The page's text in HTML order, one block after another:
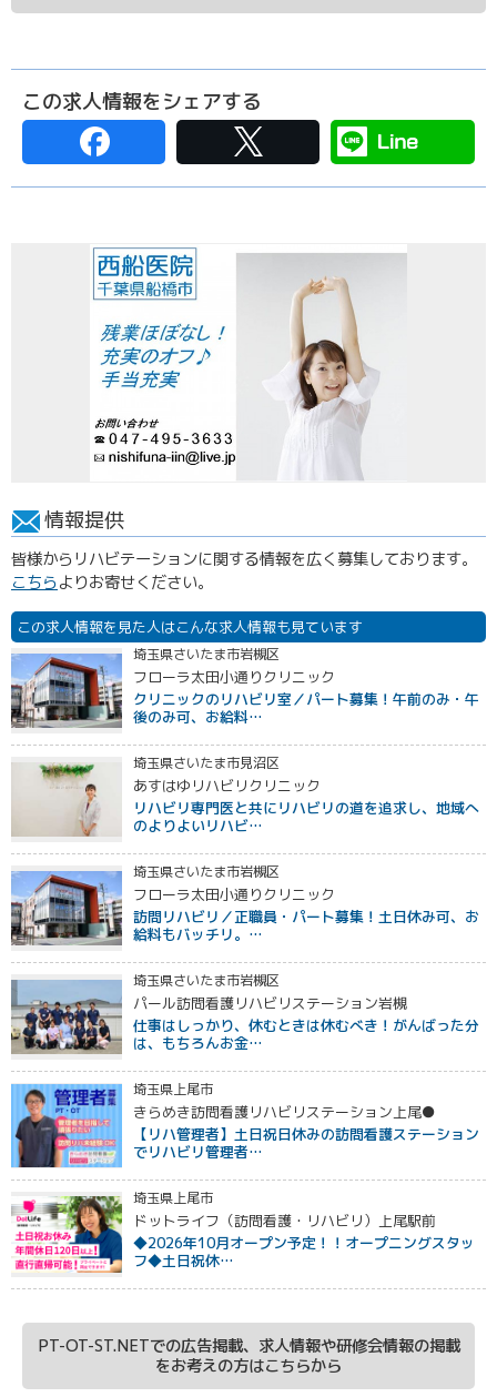
この求人情報をシェアする
情報提供
皆様からリハビテーションに関する情報を広く募集しております。
こちらよりお寄せください。
この求人情報を見た人はこんな求人情報も見ています
埼玉県さいたま市岩槻区
フローラ太田小通りクリニック
クリニックのリハビリ室／パート募集！午前のみ・午
後のみ可、お給料…
埼玉県さいたま市見沼区
あすはゆリハビリクリニック
リハビリ専門医と共にリハビリの道を追求し、地域へ
のよりよいリハビ…
埼玉県さいたま市岩槻区
フローラ太田小通りクリニック
訪問リハビリ／正職員・パート募集！土日休み可、お
給料もバッチリ。…
埼玉県さいたま市岩槻区
パール訪問看護リハビリステーション岩槻
仕事はしっかり、休むときは休むべき！がんばった分
は、もちろんお金…
埼玉県上尾市
きらめき訪問看護リハビリステーション上尾●
【リハ管理者】土日祝日休みの訪問看護ステーション
でリハビリ管理者…
埼玉県上尾市
ドットライフ（訪問看護・リハビリ）上尾駅前
◆2026年10月オープン予定！！オープニングスタッ
フ◆土日祝休…
PT-OT-ST.NETでの広告掲載、求人情報や研修会情報の掲載
をお考えの方はこちらから